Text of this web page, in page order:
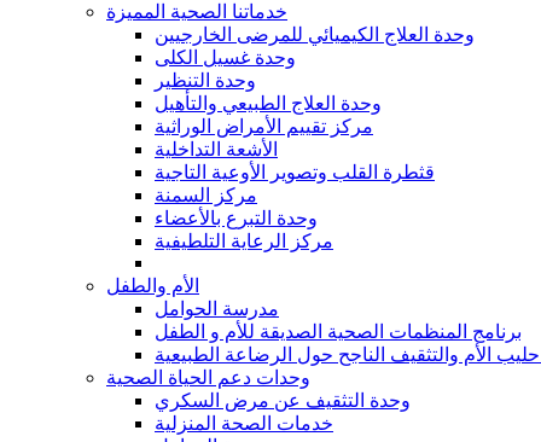
خدماتنا الصحية المميزة
وحدة العلاج الكيميائي للمرضى الخارجيين
وحدة غسيل الكلى
وحدة التنظير
وحدة العلاج الطبيعي والتأهيل
مركز تقييم الأمراض الوراثية
الأشعة التداخلية
قثطرة القلب وتصوير الأوعية التاجية
مركز السمنة
وحدة التبرع بالأعضاء
مركز الرعاية التلطيفية
الأم والطفل
مدرسة الحوامل
برنامج المنظمات الصحية الصديقة للأم و الطفل
حليب الأم والتثقيف الناجح حول الرضاعة الطبيعية
وحدات دعم الحياة الصحية
وحدة التثقيف عن مرض السكري
خدمات الصحة المنزلية